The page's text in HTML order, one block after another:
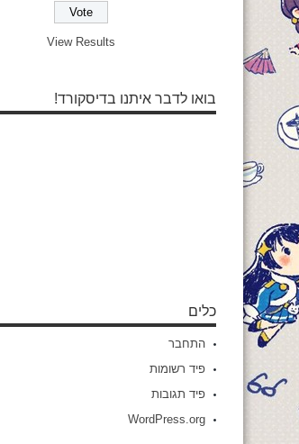
View Results
בואו לדבר איתנו בדיסקורד!
כלים
התחבר
פיד רשומות
פיד תגובות
WordPress.org